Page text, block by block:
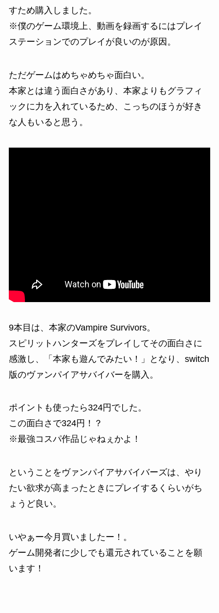
すため購入しました。
※僕のゲーム環境上、動画を録画するにはプレイ
ステーションでのプレイが良いのが原因。
ただゲームはめちゃめちゃ面白い。
本家とは違う面白さがあり、本家よりもグラフィ
ックに力を入れているため、こっちのほうが好き
な人もいると思う。
9本目は、本家のVampire Survivors。
スピリットハンターズをプレイしてその面白さに
感激し、「 本家も遊んでみたい！」
となり、switch
版のヴァンパイアサバイバーを購入。
ポイントも使ったら324円でした。
この面白さで324円！？
※最強コスパ作品じゃねぇかよ！
ということをヴァンパイアサバイバーズは、やり
たい欲求が高まったときにプレイするくらいがち
ょうど良い。
いやぁー今月買いましたー！。
ゲーム開発者に少しでも還元されていることを願
います！